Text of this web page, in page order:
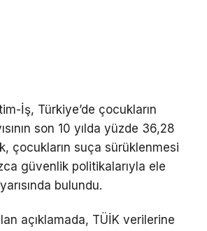
İş, Türkiye’de çocukların
son 10 yılda yüzde 36,28
çocukların suça sürüklenmesi
güvenlik politikalarıyla ele
bulundu.
açıklamada, TÜİK verilerine